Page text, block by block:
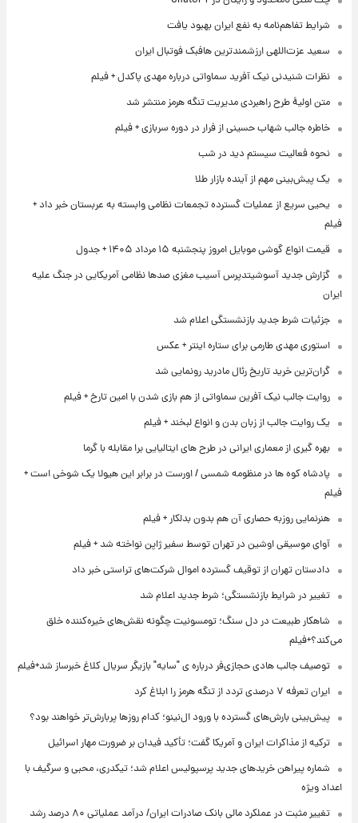
شرایط تفاهم‌نامه به نفع ایران بهبود یافت
سعید عزت‌اللهی ارزشمندترین هافبک فوتبال ایران
نظرات شنیدنی نیک آفرید سماواتی درباره مهدی پاکدل + فیلم
متن اولیۀ طرح راهبردی مدیریت تنگه هرمز منتشر شد
خاطره جالب شهاب حسینی از فرار در دوره سربازی + فیلم
نحوه فعالیت سیستم دید در شب
یک پیش‌بینی مهم از آینده بازار طلا
یحیی سریع از عملیات گسترده تجمعات نظامی وابسته به عربستان خبر داد +
فیلم
قیمت انواع گوشی موبایل امروز پنجشنبه ۱۵ مرداد ۱۴۰۵ + جدول
گزارش جدید آسوشیتدپرس آسیب مغزی صدها نظامی آمریکایی در جنگ علیه
ایران
جزئیات شرط جدید بازنشستگی اعلام شد
استوری مهدی طارمی برای ستاره اینتر + عکس
گران‌ترین خرید تاریخ رئال مادرید رونمایی شد
روایت جالب نیک آفرین سماواتی از هم بازی شدن با امین تارخ + فیلم
یک روایت جالب از زبان بدن و انواع لبخند + فیلم
بهره گیری از معماری ایرانی در طرح های ایتالیایی برا مقابله با گرما
پادشاه کوه ها در منظومه شمسی / اورست در برابر این هیولا یک شوخی است +
فیلم
هنرنمایی روزبه حصاری آن هم بدون بدلکار + فیلم
آوای موسیقی اوشین در تهران توسط سفیر ژاپن نواخته شد + فیلم
دادستان تهران از توقیف گسترده اموال شرکت‌های تراستی خبر داد
تغییر در شرایط بازنشستگی؛ شرط جدید اعلام شد
شاهکار طبیعت در دل سنگ؛ تومسونیت چگونه نقش‌های خیره‌کننده خلق
می‌کند؟+فیلم
توصیف جالب هادی حجازی‌فر درباره ی "سایه" بازیگر سریال کلاغ خبرساز شد+فیلم
ایران تعرفه ۷ درصدی تردد از تنگه هرمز را ابلاغ کرد
پیش‌بینی بارش‌های گسترده با ورود ال‌نینو؛ کدام روزها پربارش‌تر خواهند بود؟
ترکیه از مذاکرات ایران و آمریکا گفت؛ تأکید فیدان بر ضرورت مهار اسرائیل
شماره پیراهن خریدهای جدید پرسپولیس اعلام شد؛ تیکدری، محبی و سرگیف با
اعداد ویژه
تغییر مثبت در عملکرد مالی بانک صادرات ایران/ درآمد عملیاتی ۸۰ درصد رشد